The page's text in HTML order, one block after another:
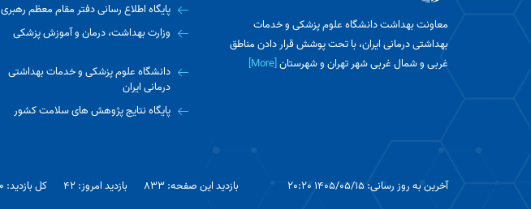
معاونت بهداشت دانشگاه علوم پزشکی و خدمات
بهداشتی درمانی ایران، با تحت پوشش قرار دادن مناطق
غربی و شمال غربی شهر تهران و شهرستان[More]
پایگاه اطلاع رسانی دفتر مقام معظم رهبری
وزارت بهداشت، درمان و آموزش پزشکی
دانشگاه علوم پزشکی و خدمات بهداشتی
درمانی ایران
پایگاه نتایج پژوهش های سلامت کشور
آخرین به روز رسانی: 1405/05/15 20:20 بازدید این صفحه: 833 بازدید امروز: 42 کل بازدید: 1211930